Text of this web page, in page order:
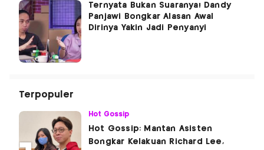
Ternyata Bukan Suaranya! Dandy
Panjawi Bongkar Alasan Awal
Dirinya Yakin Jadi Penyanyi
Terpopuler
Hot Gossip
Hot Gossip: Mantan Asisten
Bongkar Kelakuan Richard Lee,